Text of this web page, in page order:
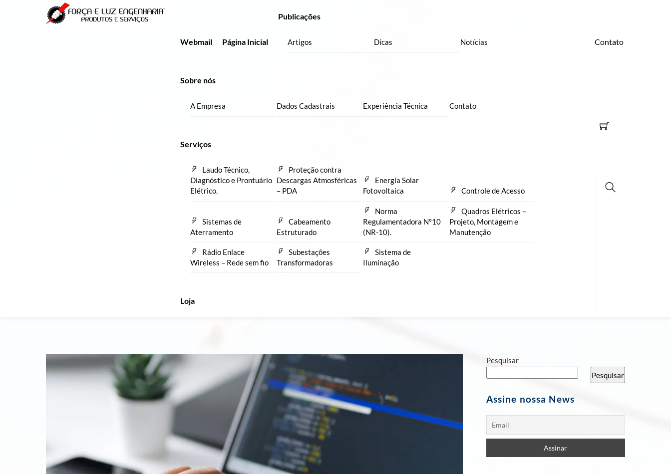
Menu
Contato
Webmail Página Inicial
Publicações
Artigos Dicas Notícias
Sobre nós
A Empresa Dados Cadastrais Experiência Técnica Contato
Serviços
Laudo Técnico,
Diagnóstico e Prontuário
Elétrico.
Proteção contra
Descargas Atmosféricas
– PDA
Energia Solar
Fotovoltaica
Controle de Acesso
Sistemas de
Aterramento
Cabeamento
Estruturado
Norma
Regulamentadora Nº10
(NR-10).
Quadros Elétricos –
Projeto, Montagem e
Manutenção
Rádio Enlace
Wireless – Rede sem fio
Subestações
Transformadoras
Sistema de
Iluminação
Loja
Pesquisar
Pesquisar
Assine nossa News